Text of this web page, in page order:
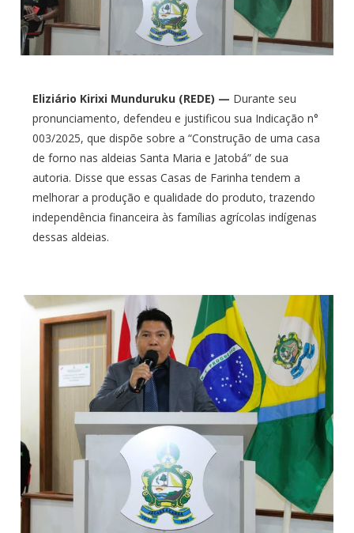
Eliziário Kirixi Munduruku (REDE) — Durante seu
pronunciamento, defendeu e justificou sua Indicação n°
003/2025, que dispõe sobre a “Construção de uma casa
de forno nas aldeias Santa Maria e Jatobá” de sua
autoria. Disse que essas Casas de Farinha tendem a
melhorar a produção e qualidade do produto, trazendo
independência financeira às famílias agrícolas indígenas
dessas aldeias.